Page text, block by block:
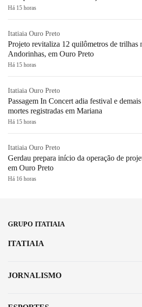
Há 15 horas
Itatiaia Ouro Preto
Projeto revitaliza 12 quilômetros de trilhas
Andorinhas, em Ouro Preto
Há 15 horas
Itatiaia Ouro Preto
Passagem In Concert adia festival e
mortes registradas em Mariana
Há 15 horas
Itatiaia Ouro Preto
Gerdau prepara início da operação de
em Ouro Preto
Há 16 horas
GRUPO ITATIAIA
ITATIAIA
JORNALISMO